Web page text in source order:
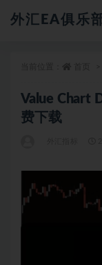
外汇EA俱乐
Value Chart
费下载